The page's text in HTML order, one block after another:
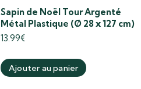
Sapin de Noël Tour Argenté
Métal Plastique (Ø 28 x 127 cm)
13.99€
Ajouter au panier